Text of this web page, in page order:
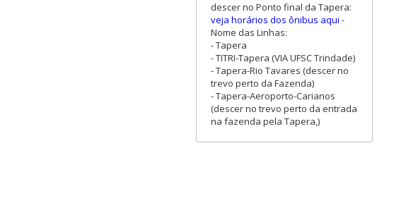
descer no Ponto final da Tapera:
veja horários dos ônibus aqui -
Nome das Linhas:
- Tapera
- TITRI-Tapera (VIA UFSC Trindade)
- Tapera-Rio Tavares (descer no
trevo perto da Fazenda)
- Tapera-Aeroporto-Carianos
(descer no trevo perto da entrada
na fazenda pela Tapera,)